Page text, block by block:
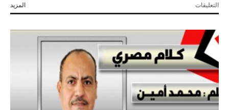
المزيد التعليقاتعلى
إيديكس
وتوطين
الصناعات
العسكرية
مغلقة